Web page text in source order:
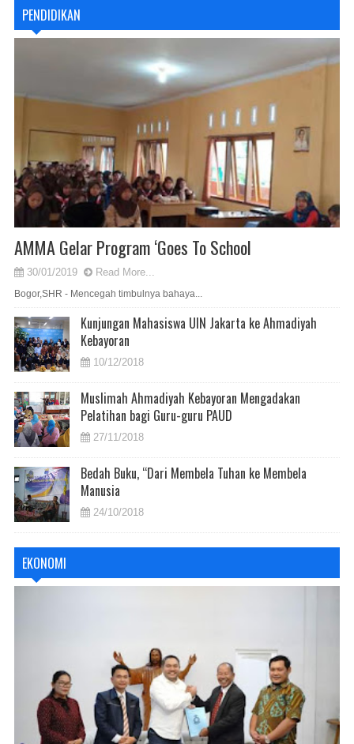
PENDIDIKAN
AMMA Gelar Program ‘Goes To School
30/01/2019 Read More...
Bogor,SHR - Mencegah timbulnya bahaya...
Kunjungan Mahasiswa UIN Jakarta ke Ahmadiyah
Kebayoran
10/12/2018
Muslimah Ahmadiyah Kebayoran Mengadakan
Pelatihan bagi Guru-guru PAUD
27/11/2018
Bedah Buku, “Dari Membela Tuhan ke Membela
Manusia
24/10/2018
EKONOMI